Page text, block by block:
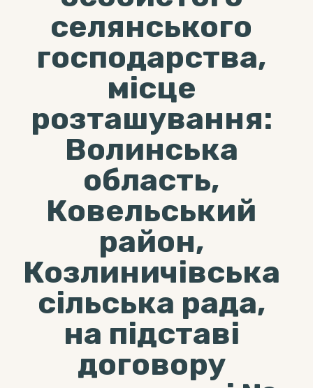
селянського
господарства,
місце
розташування:
Волинська
область,
Ковельський
район,
Козлиничівська
сільська рада,
на підставі
договору